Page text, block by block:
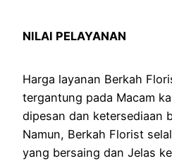
NILAI PELAYANAN
Harga layanan Berkah
tergantung pada Macam
dipesan dan ketersediaan
Namun, Berkah Florist
yang bersaing dan Jelas